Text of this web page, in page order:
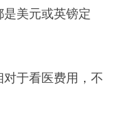
美元或英镑定
于看医费用，不